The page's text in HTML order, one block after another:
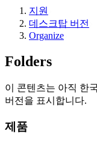
지원
데스크탑 버전
Organize
Folders
이 콘텐츠는 아직 한
버전을 표시합니다.
제품